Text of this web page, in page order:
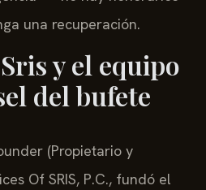
una recuperación.
y el equipo
del bufete
(Propietario y
Of SRIS, P.C., fundó el